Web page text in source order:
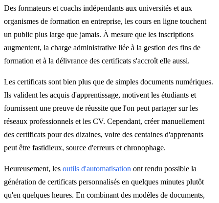
Des formateurs et coachs indépendants aux universités et aux
organismes de formation en entreprise, les cours en ligne touchent
un public plus large que jamais. À mesure que les inscriptions
augmentent, la charge administrative liée à la gestion des fins de
formation et à la délivrance des certificats s'accroît elle aussi.
Les certificats sont bien plus que de simples documents numériques.
Ils valident les acquis d'apprentissage, motivent les étudiants et
fournissent une preuve de réussite que l'on peut partager sur les
réseaux professionnels et les CV. Cependant, créer manuellement
des certificats pour des dizaines, voire des centaines d'apprenants
peut être fastidieux, source d'erreurs et chronophage.
Heureusement, les outils d'automatisation ont rendu possible la
génération de certificats personnalisés en quelques minutes plutôt
qu'en quelques heures. En combinant des modèles de documents,